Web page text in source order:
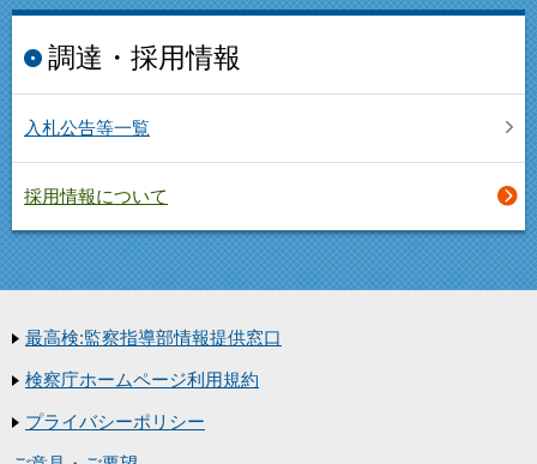
調達・採用情報
入札公告等一覧
採用情報について
最高検:監察指導部情報提供窓口
検察庁ホームページ利用規約
プライバシーポリシー